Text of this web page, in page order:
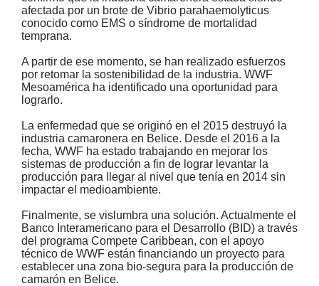
afectada por un brote de Vibrio parahaemolyticus
conocido como EMS o síndrome de mortalidad
temprana.
A partir de ese momento, se han realizado esfuerzos
por retomar la sostenibilidad de la industria. WWF
Mesoamérica ha identificado una oportunidad para
lograrlo.
La enfermedad que se originó en el 2015 destruyó la
industria camaronera en Belice. Desde el 2016 a la
fecha, WWF ha estado trabajando en mejorar los
sistemas de producción a fin de lograr levantar la
producción para llegar al nivel que tenía en 2014 sin
impactar el medioambiente.
Finalmente, se vislumbra una solución. Actualmente el
Banco Interamericano para el Desarrollo (BID) a través
del programa Compete Caribbean, con el apoyo
técnico de WWF están financiando un proyecto para
establecer una zona bio-segura para la producción de
camarón en Belice.